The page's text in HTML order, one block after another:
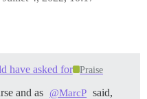
have asked for Praise
and as @MarcP said,